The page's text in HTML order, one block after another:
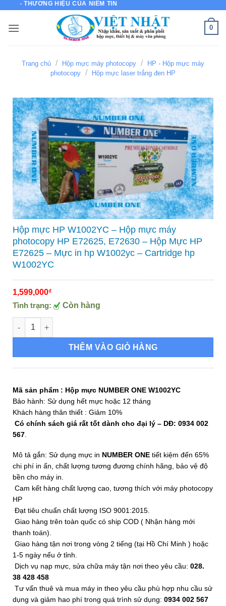
nội
HIỆU CỦA NIỀM TIN
0
Trang chủ / Hộp mực máy photocopy /
HP - Hộp mực máy
photocopy / Hộp mực laser trắng đen HP
Hộp mực HP W1002YC – Hộp mực máy
photocopy HP E72625, E72630 – Hộp Mực HP
E72625 – Mực in hp W1002yc – Cartridge hp
W1002YC
1,599,000₫
Tình trạng: Còn hàng
Hộp mực HP W1002YC - Hộp mực máy photocopy HP
THÊM VÀO GIỎ HÀNG
Mã sản phẩm : Hộp mực NUMBER ONE W1002YC
Bảo hành: Sử dụng hết mực hoặc 12 tháng
Khách hàng thân thiết : Giảm 10%
Có chính sách giá rất tốt dành cho đại lý – DĐ: 0934 002
567
Mô tả gắn: Sử dụng mực in NUMBER ONE tiết kiệm đến 65%
chi phí in ấn, chất lượng tương đương chính hãng, bảo vệ độ
bền cho máy in.
Cam kết hàng chất lượng cao, tương thích với máy photocopy
HP
Đạt tiêu chuẩn chất lượng ISO 9001:2015.
Giao hàng trên toàn quốc có ship COD ( Nhận hàng mới
thanh toán).
Giao hàng tận nơi trong vòng 2 tiếng (tại Hồ Chí Minh ) hoặc
1-5 ngày nếu ở tỉnh.
Dịch vụ nạp mực, sửa chữa máy tận nơi theo yêu cầu: 028.
38 428 458
Tư vấn thuê và mua máy in theo yêu cầu phù hợp nhu cầu sử
dụng và giảm hao phí trong quá trình sử dụng: 0934 002 567